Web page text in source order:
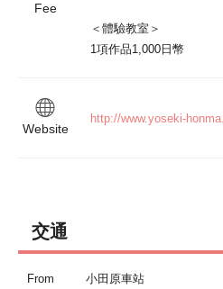
Fee
＜體驗教室＞
1項作品1,000日幣
Website
http://www.yoseki-
交通
From 小田原車站